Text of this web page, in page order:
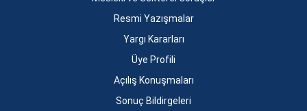
Resmi Yazışmalar
Yargı Kararları
Üye Profili
Açılış Konuşmaları
Sonuç Bildirgeleri